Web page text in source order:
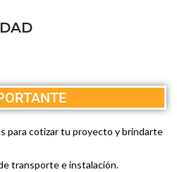
para cotizar tu proyecto y brindarte
transporte e instalación.